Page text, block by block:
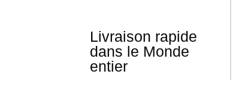
Livraison rapide
dans le Monde
entier